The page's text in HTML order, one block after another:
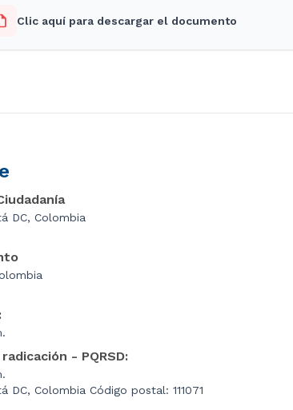
Clic aquí para descargar el documento
DC, Colombia
- PQRSD:
DC, Colombia Código postal: 111071